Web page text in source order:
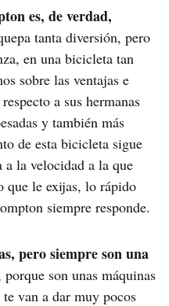
es, de verdad,
tanta diversión, pero
en una bicicleta tan
sobre las ventajas e
a sus hermanas
y también más
de esta bicicleta sigue
la velocidad a la que
que le exijas, lo rápido
siempre responde.
pero siempre son una
son unas máquinas
van a dar muy pocos